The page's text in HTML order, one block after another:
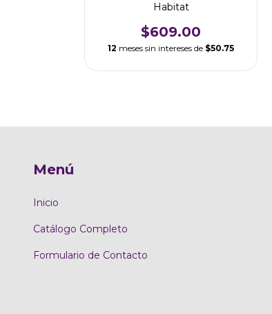
Habitat
$609.00
12 meses sin intereses de $50.75
Menú
Inicio
Catálogo Completo
Formulario de Contacto